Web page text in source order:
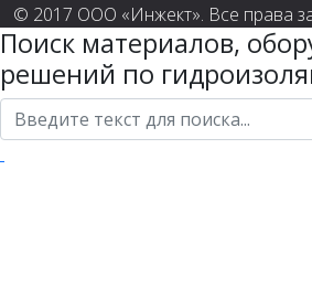
© 2017 ООО «Инжект». Все права
Поиск материалов,
решений по